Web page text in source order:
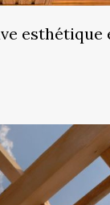
esthétique